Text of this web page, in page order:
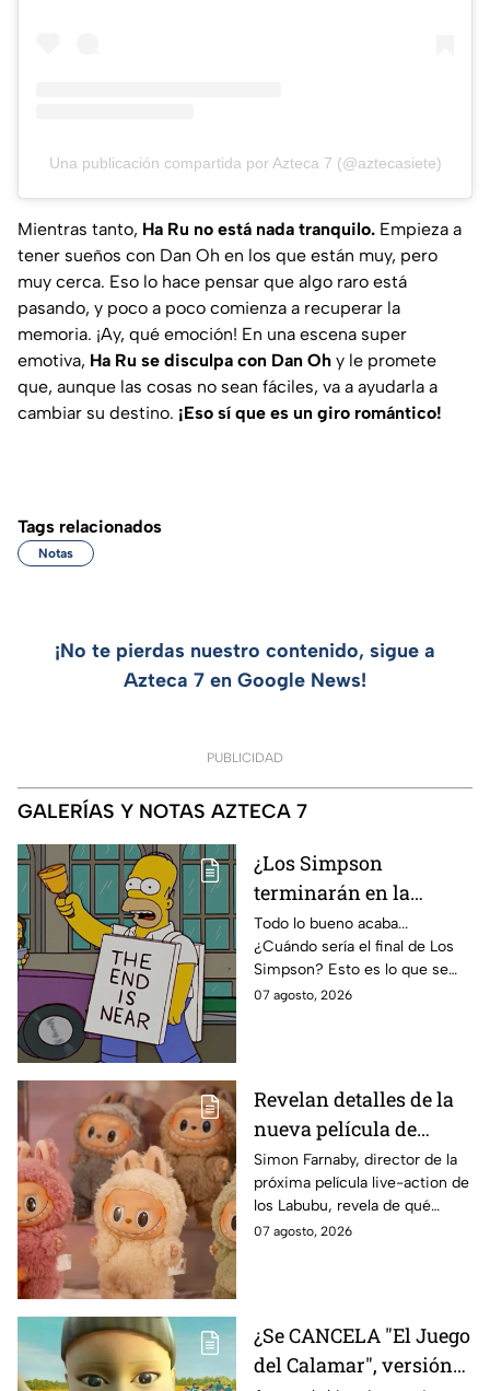
Una publicación compartida por Azteca 7 (@aztecasiete)
Mientras tanto, Ha Ru no está nada tranquilo. Empieza a
tener sueños con Dan Oh en los que están muy, pero
muy cerca. Eso lo hace pensar que algo raro está
pasando, y poco a poco comienza a recuperar la
memoria. ¡Ay, qué emoción! En una escena super
emotiva, Ha Ru se disculpa con Dan Oh y le promete
que, aunque las cosas no sean fáciles, va a ayudarla a
cambiar su destino. ¡Eso sí que es un giro romántico!
Tags relacionados
Notas
¡No te pierdas nuestro contenido, sigue a
Azteca 7 en Google News!
PUBLICIDAD
GALERÍAS Y NOTAS AZTECA 7
¿Los Simpson
terminarán en la
temporada 40? Actriz
de Bart Simpson da
IMPACTANTE
declaración
Todo lo bueno acaba...
¿Cuándo sería el final de Los
Simpson? Esto es lo que se
sabe:
07 agosto, 2026
Revelan detalles de la
nueva película de
Labubu: de qué tratará
y cuándo se estrena
Simon Farnaby, director de la
próxima película live-action de
los Labubu, revela de qué
tratará la cinta. Aquí te
07 agosto, 2026
¿Se CANCELA "El Juego
del Calamar", versión